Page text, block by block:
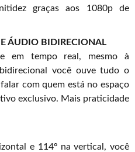
graças aos 1080p de
ÁUDIO BIDIRECIONAL
em tempo real, mesmo à
você ouve tudo o
com quem está no espaço
exclusivo. Mais praticidade
e 114º na vertical, você